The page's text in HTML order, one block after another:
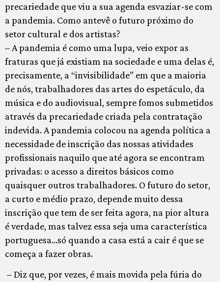
precariedade que viu a sua agenda esvaziar-se com
a pandemia. Como antevê o futuro próximo do
setor cultural e dos artistas?
– A pandemia é como uma lupa, veio expor as
fraturas que já existiam na sociedade e uma delas é,
precisamente, a “invisibilidade” em que a maioria
de nós, trabalhadores das artes do espetáculo, da
música e do audiovisual, sempre fomos submetidos
através da precariedade criada pela contratação
indevida. A pandemia colocou na agenda política a
necessidade de inscrição das nossas atividades
profissionais naquilo que até agora se encontram
privadas: o acesso a direitos básicos como
quaisquer outros trabalhadores. O futuro do setor,
a curto e médio prazo, depende muito dessa
inscrição que tem de ser feita agora, na pior altura
é verdade, mas talvez essa seja uma característica
portuguesa…só quando a casa está a cair é que se
começa a fazer obras.
– Diz que, por vezes, é mais movida pela fúria do